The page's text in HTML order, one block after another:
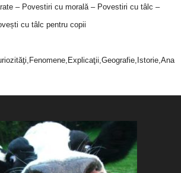
– Povestiri cu morală – Povestiri cu tâlc –
cu tâlc pentru copii